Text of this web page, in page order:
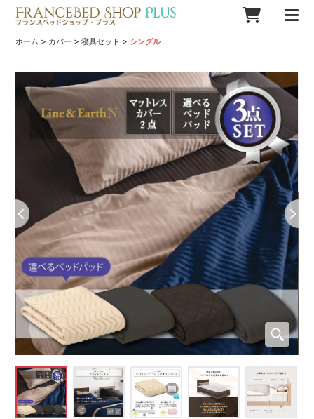
ホーム > カバー >寝具セット > シングル